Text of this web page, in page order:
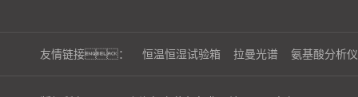
友情链接： 恒温恒湿试验箱 拉曼光谱 氨基酸分析仪